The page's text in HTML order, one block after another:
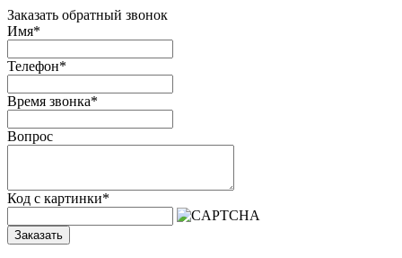
Заказать обратный звонок
Имя*
Телефон*
Время звонка*
Вопрос
Код с картинки*
Заказать